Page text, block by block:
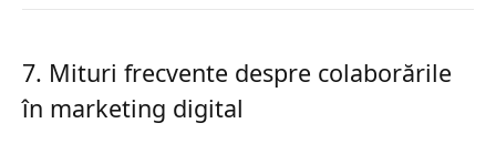
7. Mituri frecvente despre colaborările
în marketing digital